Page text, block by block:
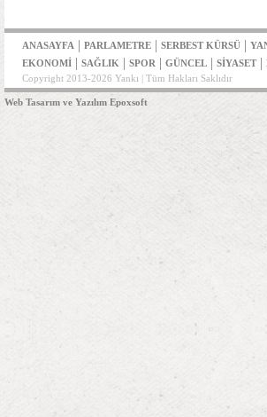
ANASAYFA | PARLAMETRE | SERBEST KÜRSÜ |
EKONOMİ | SAĞLIK | SPOR | GÜNCEL | SİYASET |
Copyright 2013-2026 Yankı | Tüm Hakları Saklıdır
Web Tasarım ve Yazılım Epoxsoft